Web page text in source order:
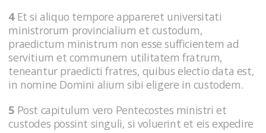
4Et si aliquo tempore appareret universitati
ministrorum provincialium et custodum,
praedictum ministrum non esse sufficientem ad
servitium et communem utilitatem fratrum,
teneantur praedicti fratres, quibus electio data est,
in nomine Domini alium sibi eligere in custodem.
5 Post capitulum vero Pentecostes ministri et
custodes possint singuli, si voluerint et eis expedire